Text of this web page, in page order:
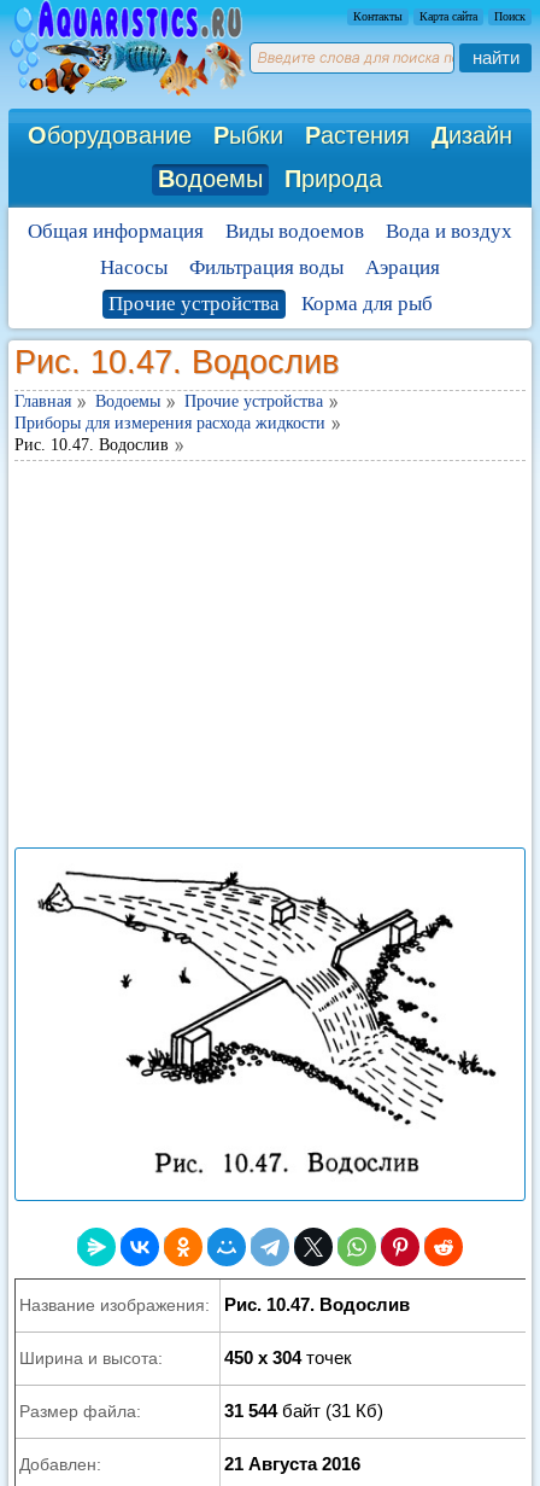
Контакты Карта сайта Поиск
найти
Оборудование Рыбки Растения Дизайн
Водоемы Природа
Общая информация Виды водоемов
Вода и воздух
Насосы
Фильтрация воды
Аэрация
Прочие устройства
Корма для рыб
Рис. 10.47. Водослив
Главная Водоемы
Прочие устройства
Приборы для измерения расхода жидкости
Рис. 10.47. Водослив
Название изображения: Рис. 10.47. Водослив
Ширина и высота: 450 x 304точек
Размер файла: 31 544байт (31 Кб)
Добавлен: 21 Августа 2016